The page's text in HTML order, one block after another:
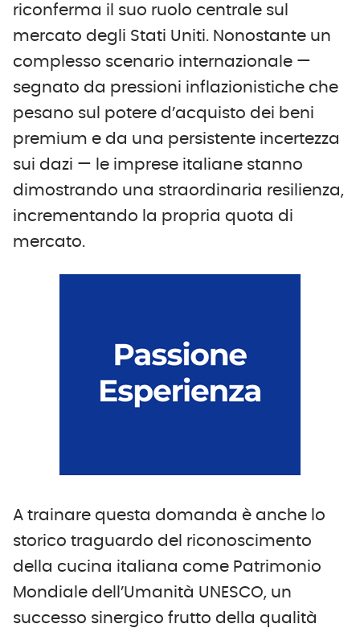
riconferma il suo ruolo centrale sul
mercato degli Stati Uniti. Nonostante un
complesso scenario internazionale —
segnato da pressioni inflazionistiche che
pesano sul potere d’acquisto dei beni
premium e da una persistente incertezza
sui dazi — le imprese italiane stanno
dimostrando una straordinaria resilienza,
incrementando la propria quota di
mercato.
A trainare questa domanda è anche lo
storico traguardo del riconoscimento
della cucina italiana come Patrimonio
Mondiale dell’Umanità UNESCO, un
successo sinergico frutto della qualità